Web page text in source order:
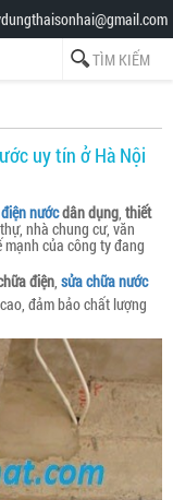
uy tín ở Hà Nội
nướcdân dụng, thiết
nhà chung cư, văn
của công ty đang
điện, sửa chữa nước
đảm bảo chất lượng